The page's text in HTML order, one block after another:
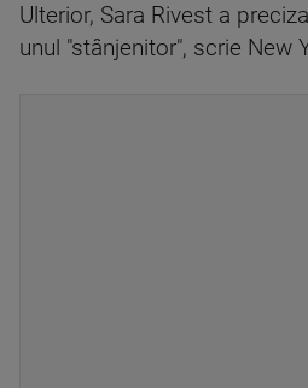
Ulterior, Sara Rivest a
unul "stânjenitor", scrie New